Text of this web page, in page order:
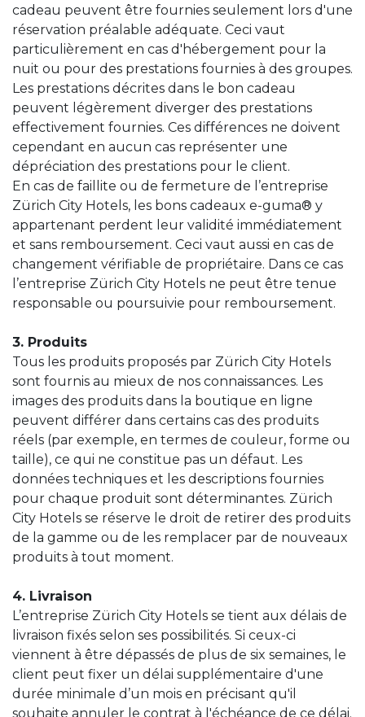
cadeau peuvent être fournies seulement lors d'une
réservation préalable adéquate. Ceci vaut
particulièrement en cas d'hébergement pour la
nuit ou pour des prestations fournies à des groupes.
Les prestations décrites dans le bon cadeau
peuvent légèrement diverger des prestations
effectivement fournies. Ces différences ne doivent
cependant en aucun cas représenter une
dépréciation des prestations pour le client.
En cas de faillite ou de fermeture de l’entreprise
Zürich City Hotels, les bons cadeaux e-guma® y
appartenant perdent leur validité immédiatement
et sans remboursement. Ceci vaut aussi en cas de
changement vérifiable de propriétaire. Dans ce cas
l’entreprise Zürich City Hotels ne peut être tenue
responsable ou poursuivie pour remboursement.
3. Produits
Tous les produits proposés par Zürich City Hotels
sont fournis au mieux de nos connaissances. Les
images des produits dans la boutique en ligne
peuvent différer dans certains cas des produits
réels (par exemple, en termes de couleur, forme ou
taille), ce qui ne constitue pas un défaut. Les
données techniques et les descriptions fournies
pour chaque produit sont déterminantes. Zürich
City Hotels se réserve le droit de retirer des produits
de la gamme ou de les remplacer par de nouveaux
produits à tout moment.
4. Livraison
L’entreprise Zürich City Hotels se tient aux délais de
livraison fixés selon ses possibilités. Si ceux-ci
viennent à être dépassés de plus de six semaines, le
client peut fixer un délai supplémentaire d'une
durée minimale d’un mois en précisant qu'il
souhaite annuler le contrat à l'échéance de ce délai.